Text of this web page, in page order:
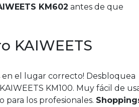
KM602 antes de que
KAIWEETS
en el lugar correcto! Desbloquea
KM100. Muy fácil de
para los profesionales.